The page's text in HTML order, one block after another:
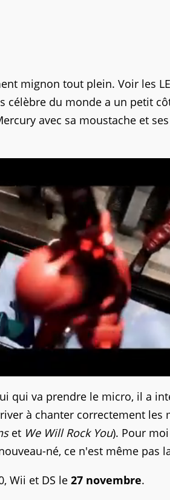
mignon tout plein. Voir les
célèbre du monde a un petit
avec sa moustache et
qui va prendre le micro, il a
à chanter correctement les
et We Will Rock You). Pour
né, ce n'est même pas
Wii et DS le 27 novembre.